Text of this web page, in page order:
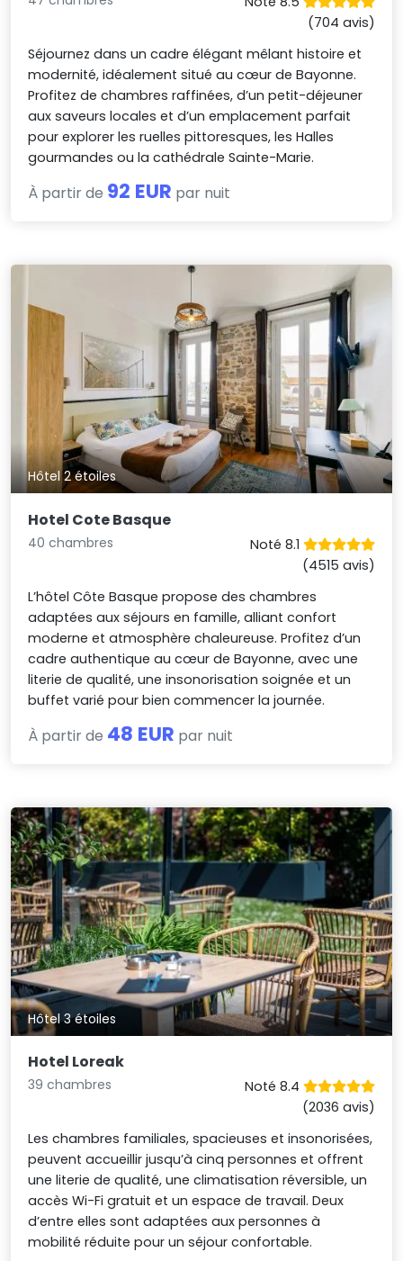
(704 avis)
Séjournez dans un cadre élégant mêlant histoire et
modernité, idéalement situé au cœur de Bayonne.
Profitez de chambres raffinées, d’un petit-déjeuner
aux saveurs locales et d’un emplacement parfait
pour explorer les ruelles pittoresques, les Halles
gourmandes ou la cathédrale Sainte-Marie.
À partir de 92 EUR par nuit
Hôtel 2 étoiles
Hotel Cote Basque
40 chambres
Noté 8.1
(4515 avis)
L’hôtel Côte Basque propose des chambres
adaptées aux séjours en famille, alliant confort
moderne et atmosphère chaleureuse. Profitez d’un
cadre authentique au cœur de Bayonne, avec une
literie de qualité, une insonorisation soignée et un
buffet varié pour bien commencer la journée.
À partir de 48 EUR par nuit
Hôtel 3 étoiles
Hotel Loreak
39 chambres
Noté 8.4
(2036 avis)
Les chambres familiales, spacieuses et insonorisées,
peuvent accueillir jusqu’à cinq personnes et offrent
une literie de qualité, une climatisation réversible, un
accès Wi-Fi gratuit et un espace de travail. Deux
d’entre elles sont adaptées aux personnes à
mobilité réduite pour un séjour confortable.